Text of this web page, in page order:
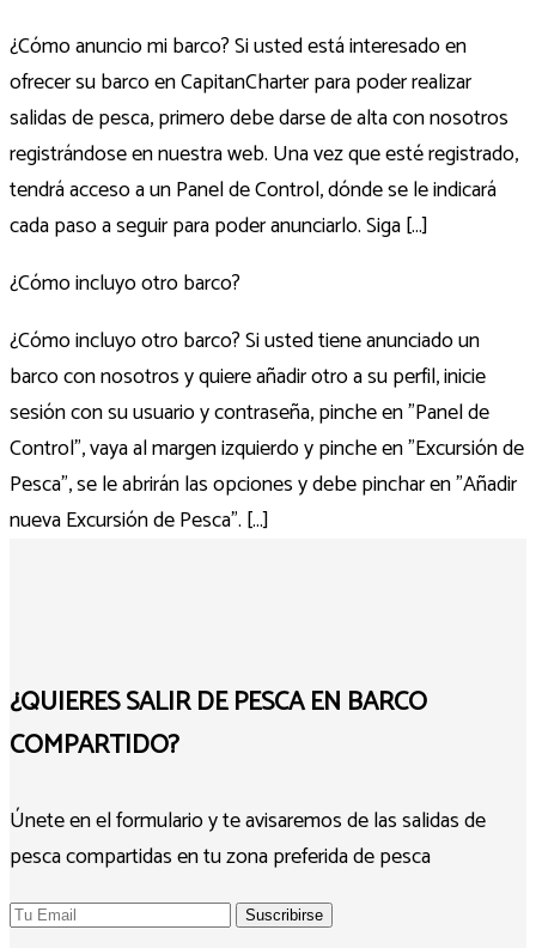
¿Cómo anuncio mi barco? Si usted está interesado en
ofrecer su barco en CapitanCharter para poder realizar
salidas de pesca, primero debe darse de alta con nosotros
registrándose en nuestra web. Una vez que esté registrado,
tendrá acceso a un Panel de Control, dónde se le indicará
cada paso a seguir para poder anunciarlo. Siga [...]
¿Cómo incluyo otro barco?
¿Cómo incluyo otro barco? Si usted tiene anunciado un
barco con nosotros y quiere añadir otro a su perfil, inicie
sesión con su usuario y contraseña, pinche en "Panel de
Control", vaya al margen izquierdo y pinche en "Excursión de
Pesca", se le abrirán las opciones y debe pinchar en "Añadir
nueva Excursión de Pesca". [...]
¿QUIERES SALIR DE PESCA EN BARCO
COMPARTIDO?
Únete en el formulario y te avisaremos de las salidas de
pesca compartidas en tu zona preferida de pesca